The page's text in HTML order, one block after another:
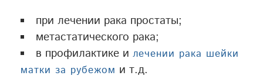
при лечении рака простаты;
метастатического рака;
в профилактике и лечении рака шейки
матки за рубежом и т.д.